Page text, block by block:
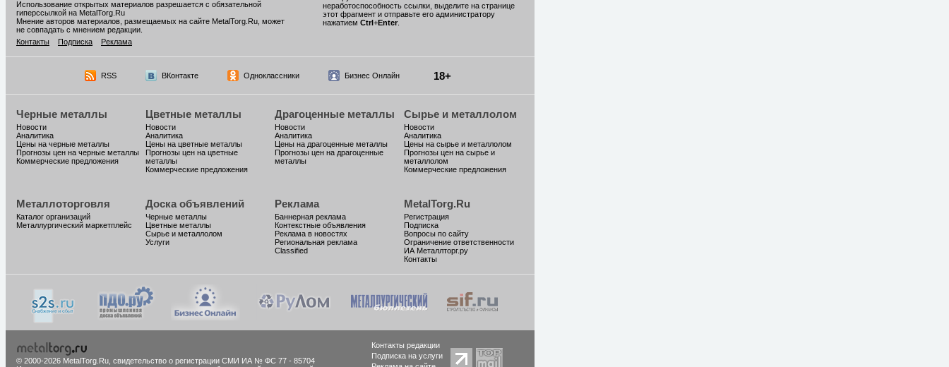
Использование открытых материалов разрешается с обязательной
гиперссылкой на MetalTorg.Ru
Мнение авторов материалов, размещаемых на сайте MetalTorg.Ru, может
не совпадать с мнением редакции.
Контакты
Подписка Реклама
неработоспособность ссылки, выделите на странице
этот фрагмент и отправьте его администратору
нажатием Ctrl +Enter.
RSS ВКонтакте Одноклассники Бизнес Онлайн 18+
Черные металлы
Новости
Аналитика
Цены на черные металлы
Прогнозы цен на черные металлы
Коммерческие предложения
Цветные металлы
Новости
Аналитика
Цены на цветные металлы
Прогнозы цен на цветные
металлы
Коммерческие предложения
Драгоценные металлы
Новости
Аналитика
Цены на драгоценные металлы
Прогнозы цен на драгоценные
металлы
Сырье и металлолом
Новости
Аналитика
Цены на сырье и металлолом
Прогнозы цен на сырье и
металлолом
Коммерческие предложения
Металлоторговля
Каталог организаций
Металлургический маркетплейс
Доска объявлений
Черные металлы
Цветные металлы
Сырье и металлолом
Услуги
Реклама
Баннерная реклама
Контекстные объявления
Реклама в новостях
Региональная реклама
Classified
MetalTorg.Ru
Регистрация
Подписка
Вопросы по сайту
Ограничение ответственности
ИА Металлторг.ру
Контакты
© 2000-2026 MetalTorg.Ru, cвидетельство о регистрации СМИ ИА № ФС 77 - 85704
Контакты редакции
Подписка на услуги